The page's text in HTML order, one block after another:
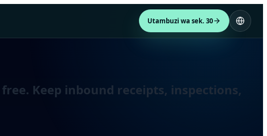
Utambuzi wa sek. 30
Keep inbound receipts, inspections,